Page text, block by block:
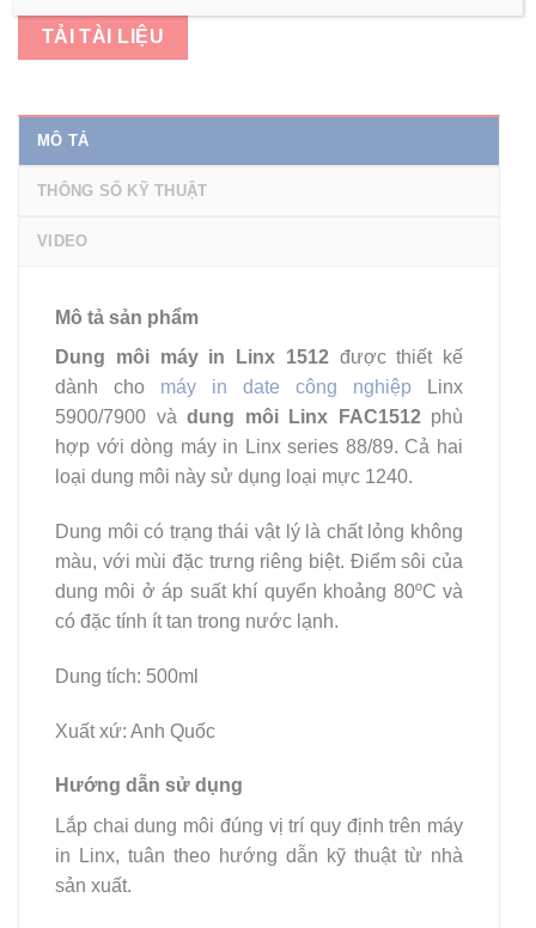
TẢI TÀI LIỆU
MÔ TẢ
THÔNG SỐ KỸ THUẬT
VIDEO
Mô tả sản phẩm
Dung môi máy in Linx 1512được thiết kế
dành cho máy in date công nghiệp Linx
5900/7900 và dung môi Linx FAC1512phù
hợp với dòng máy in Linx series 88/89. Cả hai
loại dung môi này sử dụng loại mực 1240.
Dung môi có trạng thái vật lý là chất lỏng không
màu, với mùi đặc trưng riêng biệt. Điểm sôi của
dung môi ở áp suất khí quyển khoảng 80ºC và
có đặc tính ít tan trong nước lạnh.
Dung tích: 500ml
Xuất xứ: Anh Quốc
Hướng dẫn sử dụng
Lắp chai dung môi đúng vị trí quy định trên máy
in Linx, tuân theo hướng dẫn kỹ thuật từ nhà
sản xuất.